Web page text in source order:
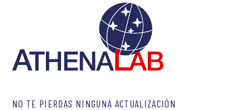
NO TE PIERDAS NINGUNA ACTUALIZACIÓN